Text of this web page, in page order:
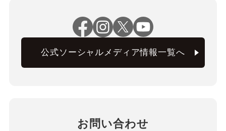
公式ソーシャルメディア情報一覧へ
お問い合わせ